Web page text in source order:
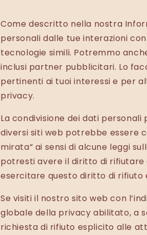
Come descritto nella nostra
personali dalle tue interazioni
tecnologie simili. Potremmo
inclusi partner pubblicitari. Lo
pertinenti ai tuoi interessi e per
privacy.
La condivisione dei dati
diversi siti web potrebbe essere
mirata” ai sensi di alcune leggi
potresti avere il diritto di
esercitare questo diritto di rifiuto
Se visiti il nostro sito web con
globale della privacy abilitato, a
richiesta di rifiuto esplicito alle